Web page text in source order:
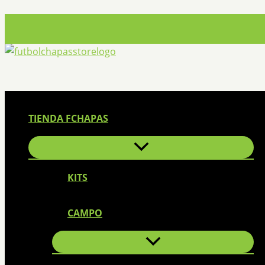
Ir
contenido
TIENDA FCHAPAS
KITS
CAMPO